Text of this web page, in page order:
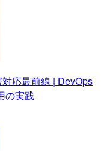
応最前線 | DevOps
の実践